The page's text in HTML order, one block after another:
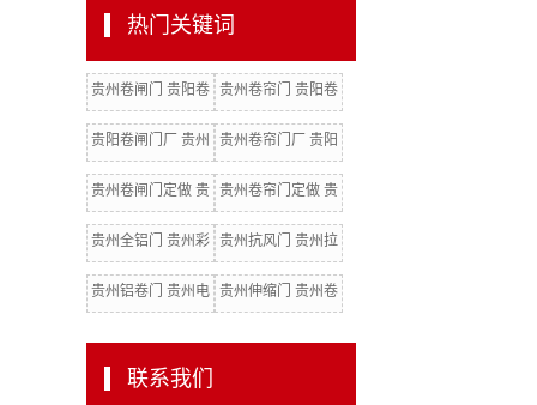
热门关键词
贵州卷闸门 贵阳卷
闸门
贵州卷帘门 贵阳卷
帘门 贵州卷闸门厂
贵阳卷闸门厂 贵州
卷闸门批发
贵州卷帘门厂 贵阳
卷帘门厂 贵阳电动
贵州卷闸门定做 贵
阳卷闸门定做
贵州卷帘门定做 贵
阳卷帘门定做
贵州全铝门 贵州彩
钢门
贵州抗风门 贵州拉
闸门 贵州水晶门
贵州铝卷门 贵州电 贵州伸缩门 贵州卷
联系我们